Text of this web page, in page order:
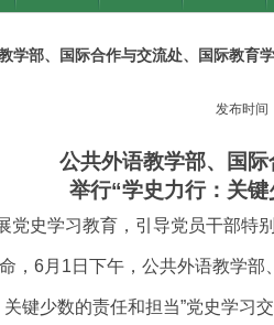
学部、国际合作与交流处、国际教育
发布时
公共外语教学部、国
举行“学史力行：关
党史学习教育，引导党员干部特
，6月 1 日下午，公共外语教学
关键少数的责任和担当”党史学习